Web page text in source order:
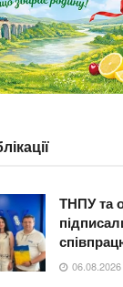
ТНПУ та
06.08.2026